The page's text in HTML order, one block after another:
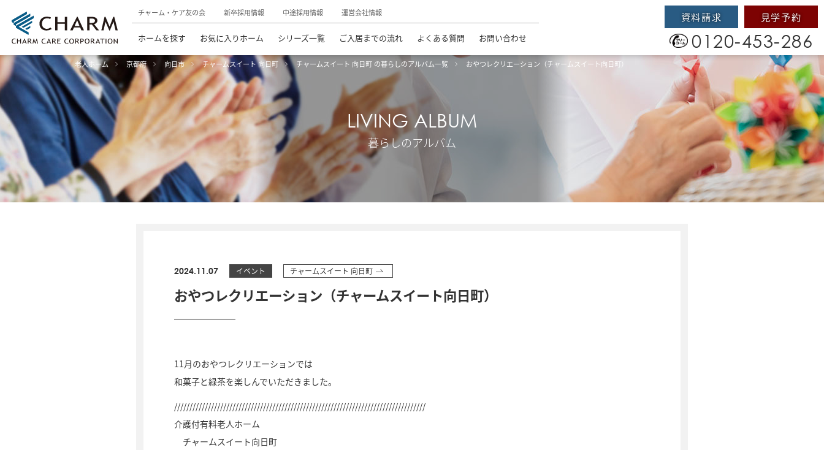
チャーム・ケア友の会 新卒採用情報 中途採用情報 運営会社情報
ホームを探す お気に入りホーム シリーズ一覧 ご入居までの流れ よくある質問 お問い合わせ
資料請求 見学予約
0120-453-286
老人ホーム 京都府 向日市 チャームスイート 向日町 チャームスイート 向日町 の暮らしのアルバム一覧 おやつレクリエーション（チャームスイート向日町）
LIVING ALBUM
暮らしのアルバム
2024.11.07 イベント チャームスイート 向日町
おやつレクリエーション（チャームスイート向日町）
11月のおやつレクリエーションでは
和菓子と緑茶を楽しんでいただきました。
//////////////////////////////////////////////////////////////////////////////////
介護付有料老人ホーム
チャームスイート向日町